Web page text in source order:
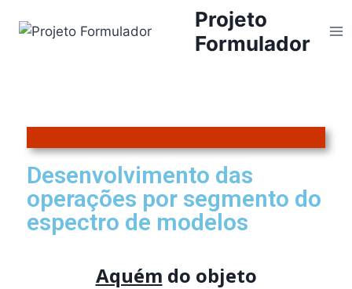
Projeto
Formulador
Desenvolvimento das
operações por segmento do
espectro de modelos
Aquém do objeto